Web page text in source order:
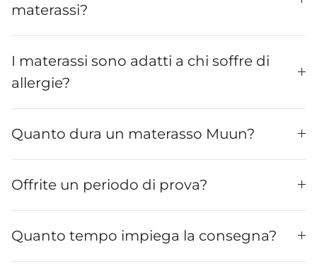
materassi?
I materassi sono adatti a chi soffre di
allergie?
Quanto dura un materasso Muun?
Offrite un periodo di prova?
Quanto tempo impiega la consegna?